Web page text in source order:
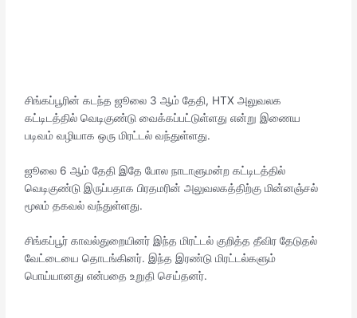
சிங்கப்பூரின் கடந்த ஜூலை 3 ஆம் தேதி, HTX அலுவலக
கட்டிடத்தில் வெடிகுண்டு வைக்கப்பட்டுள்ளது என்று இணைய
படிவம் வழியாக ஒரு மிரட்டல் வந்துள்ளது.
ஜூலை 6 ஆம் தேதி இதே போல நாடாளுமன்ற கட்டிடத்தில்
வெடிகுண்டு இருப்பதாக பிரதமரின் அலுவலகத்திற்கு மின்னஞ்சல்
மூலம் தகவல் வந்துள்ளது.
சிங்கப்பூர் காவல்துறையினர் இந்த மிரட்டல் குறித்த தீவிர தேடுதல்
வேட்டையை தொடங்கினர். இந்த இரண்டு மிரட்டல்களும்
பொய்யானது என்பதை உறுதி செய்தனர்.